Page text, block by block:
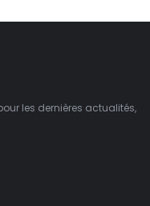
les dernières actualités,